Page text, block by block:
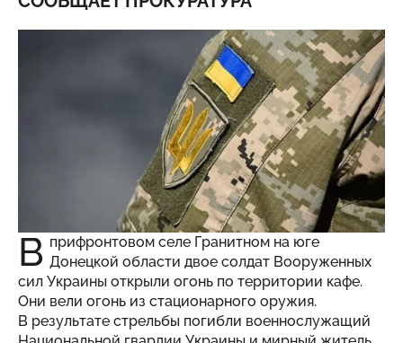
В прифронтовом селе Гранитном на юге
Донецкой области двое солдат Вооруженных
сил Украины открыли огонь по территории кафе.
Они вели огонь из стационарного оружия.
В результате стрельбы погибли военнослужащий